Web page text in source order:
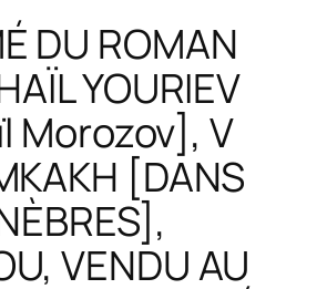
DU ROMAN
YOURIEV
Morozov], V
[DANS
VENDU AU